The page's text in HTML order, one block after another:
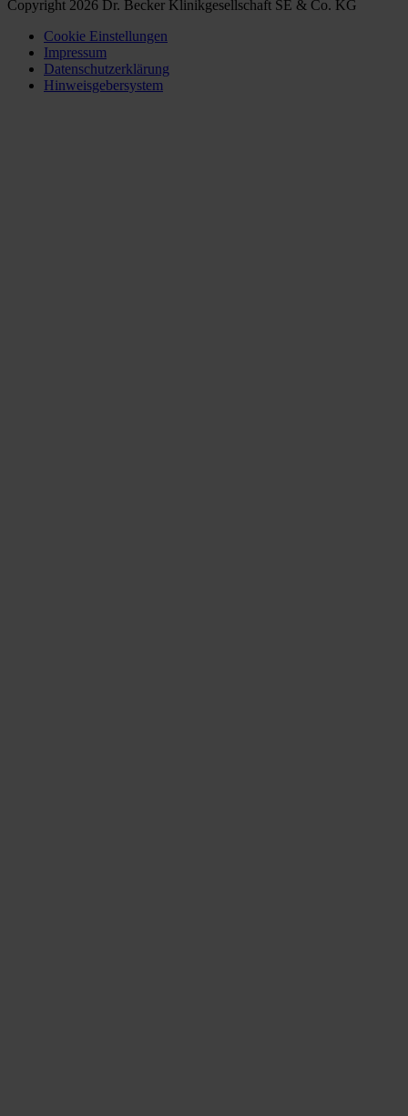
Copyright 2026 Dr. Becker Klinikgesellschaft SE & Co. KG
Cookie Einstellungen
Impressum
Datenschutzerklärung
Hinweisgebersystem